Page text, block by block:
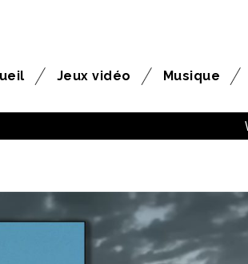
Jeux vidéo Musique